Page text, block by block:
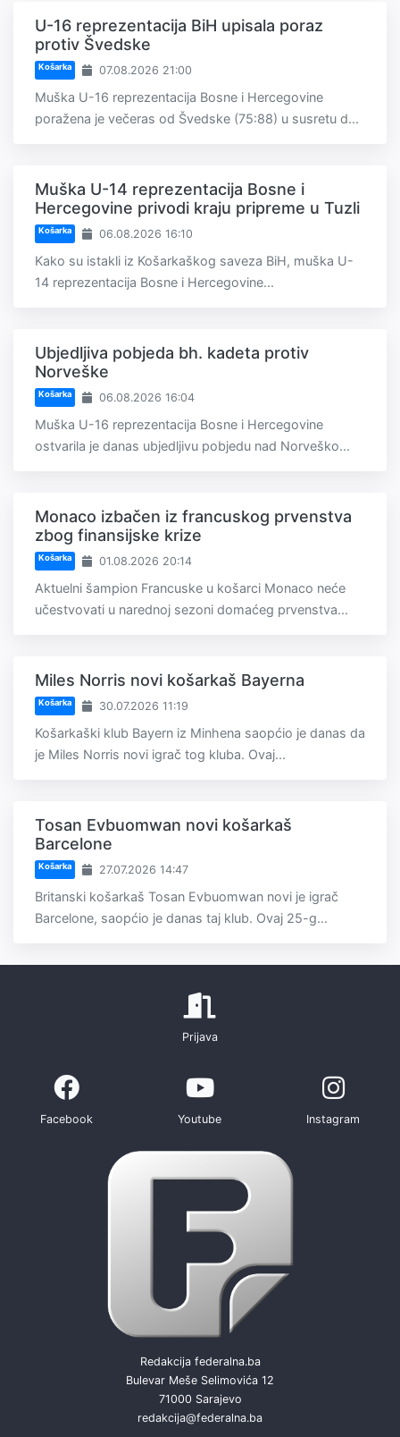
U-16 reprezentacija BiH upisala poraz
protiv Švedske
Košarka 07.08.2026 21:00
Muška U-16 reprezentacija Bosne i Hercegovine
poražena je večeras od Švedske (75:88) u susretu d...
Muška U-14 reprezentacija Bosne i
Hercegovine privodi kraju pripreme u Tuzli
Košarka 06.08.2026 16:10
Kako su istakli iz Košarkaškog saveza BiH, muška U-
14 reprezentacija Bosne i Hercegovine...
Ubjedljiva pobjeda bh. kadeta protiv
Norveške
Košarka 06.08.2026 16:04
Muška U-16 reprezentacija Bosne i Hercegovine
ostvarila je danas ubjedljivu pobjedu nad Norveško...
Monaco izbačen iz francuskog prvenstva
zbog finansijske krize
Košarka 01.08.2026 20:14
Aktuelni šampion Francuske u košarci Monaco neće
učestvovati u narednoj sezoni domaćeg prvenstva...
Miles Norris novi košarkaš Bayerna
Košarka 30.07.2026 11:19
Košarkaški klub Bayern iz Minhena saopćio je danas da
je Miles Norris novi igrač tog kluba. Ovaj...
Tosan Evbuomwan novi košarkaš
Barcelone
Košarka 27.07.2026 14:47
Britanski košarkaš Tosan Evbuomwan novi je igrač
Barcelone, saopćio je danas taj klub. Ovaj 25-g...
Prijava
Facebook Youtube Instagram
Redakcija federalna.ba
Bulevar Meše Selimovića 12
71000 Sarajevo
redakcija@federalna.ba